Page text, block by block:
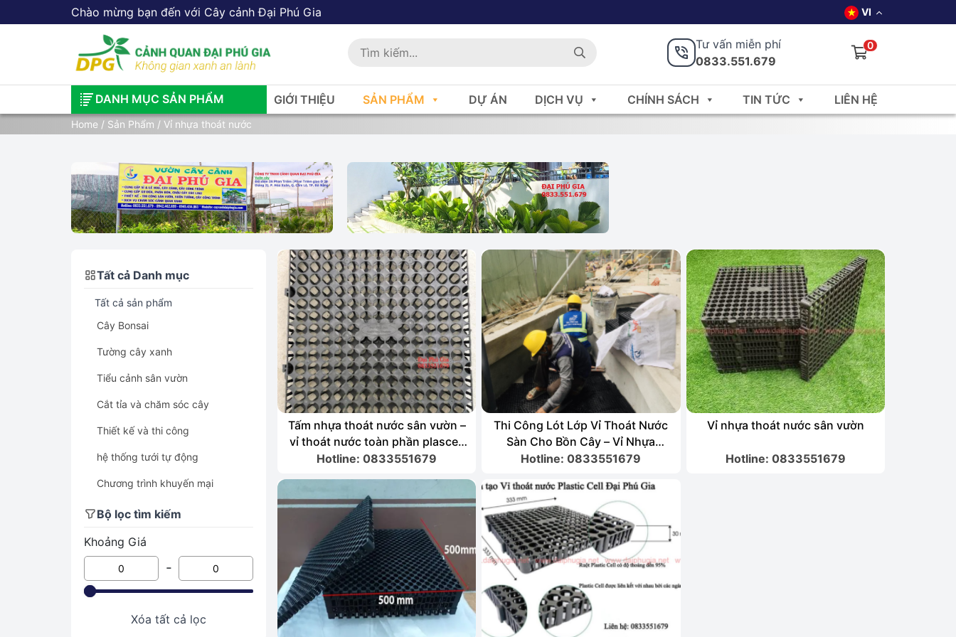
Chào mừng bạn đến với Cây cảnh Đại Phú Gia VI
Tư vấn miễn phí
0833.551.679
0
DANH MỤC SẢN PHẨM GIỚI THIỆU SẢN PHẨM DỰ ÁN DỊCH VỤ CHÍNH SÁCH TIN TỨC LIÊN HỆ
Home / Sản Phẩm / Vỉ nhựa thoát nước
Tất cả Danh mục
Tất cả sản phẩm
Cây Bonsai
Tường cây xanh
Tiểu cảnh sân vườn
Cắt tỉa và chăm sóc cây
Thiết kế và thi công
hệ thống tưới tự động
Chương trình khuyến mại
Cây quà tặng - khai trương
Cây xanh văn phòng - cây nội
thất
Cây cảnh để bàn
Cây xanh công trình - cây bóng
Bộ lọc tìm kiếm
Khoảng Giá
-
Xóa tất cả lọc
Tấm nhựa thoát nước sân vườn –
vỉ thoát nước toàn phần plascell
Đà Nẵng
Hotline: 0833551679
Thi Công Lót Lớp Vỉ Thoát Nước
Sàn Cho Bồn Cây – Vỉ Nhựa
Thoát…
Hotline: 0833551679
Vỉ nhựa thoát nước sân vườn
Hotline: 0833551679